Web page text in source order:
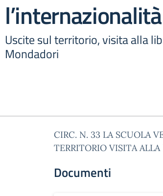
l’internazionalità
Uscite sul territorio, visita alla
Mondadori
CIRC. N. 33 LA SCUOLA
TERRITORIO VISITA
Documenti